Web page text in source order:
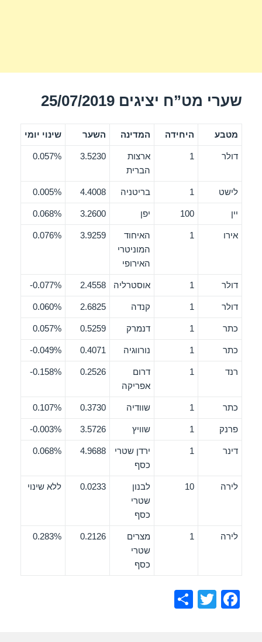
שערי מט”ח יציגים 25/07/2019
מטבע היחידה המדינה השער שינוי יומי
דולר 1
ארצות
הברית
3.5230
0.057%
לישט 1 בריטניה 4.4008
0.005%
יין 100 יפן 3.2600
0.068%
אירו 1
האיחוד
המוניטרי
האירופי
3.9259
0.076%
דולר 1 אוסטרליה 2.4558
0.077%-
דולר 1 קנדה 2.6825
0.060%
כתר 1 דנמרק 0.5259
0.057%
כתר 1 נורווגיה 0.4071
0.049%-
רנד 1
דרום
אפריקה
0.2526
0.158%-
כתר 1 שוודיה 0.3730
0.107%
פרנק 1 שוויץ 3.5726
0.003%-
דינר 1
ירדן שטרי
כסף
4.9688
0.068%
לירה 10
לבנון
שטרי
כסף
0.0233 ללא שינוי
לירה 1
מצרים
שטרי
כסף
0.2126
0.283%
F
T